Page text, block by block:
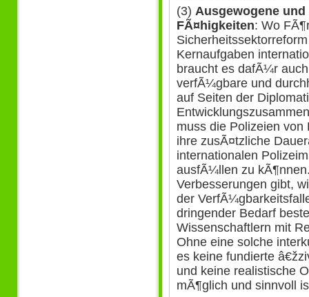
(3) Ausgewogene
FÃ¤higkeiten: Wo
Kernaufgaben
braucht es dafÃ¼r
verfÃ¼gbare und
auf Seiten der
muss die Polizeien
ihre zusÃ¤tzliche
internationalen
ausfÃ¼llen zu
Verbesserungen gibt,
der
dringender Bedarf
Wissenschaftlern mit
Ohne eine solche
es keine fundierte
und keine realistische
mÃ¶glich und sinnvoll